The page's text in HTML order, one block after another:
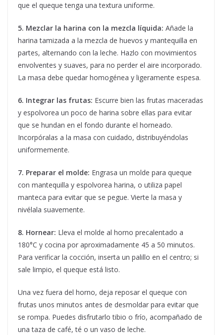
que el queque tenga una textura uniforme.
5. Mezclar la harina con la mezcla líquida: Añade la
harina tamizada a la mezcla de huevos y mantequilla en
partes, alternando con la leche. Hazlo con movimientos
envolventes y suaves, para no perder el aire incorporado.
La masa debe quedar homogénea y ligeramente espesa.
6. Integrar las frutas: Escurre bien las frutas maceradas
y espolvorea un poco de harina sobre ellas para evitar
que se hundan en el fondo durante el horneado.
Incorpóralas a la masa con cuidado, distribuyéndolas
uniformemente.
7. Preparar el molde: Engrasa un molde para queque
con mantequilla y espolvorea harina, o utiliza papel
manteca para evitar que se pegue. Vierte la masa y
nivélala suavemente.
8. Hornear: Lleva el molde al horno precalentado a
180°C y cocina por aproximadamente 45 a 50 minutos.
Para verificar la cocción, inserta un palillo en el centro; si
sale limpio, el queque está listo.
Una vez fuera del horno, deja reposar el queque con
frutas unos minutos antes de desmoldar para evitar que
se rompa. Puedes disfrutarlo tibio o frío, acompañado de
una taza de café, té o un vaso de leche.